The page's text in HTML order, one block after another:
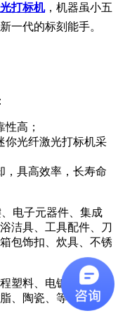
打标机，机器虽小五
一代的标刻能手。
高；
你光纤激光打标机采
，具高效率，长寿命
电子元器件、集成
洁具、工具配件、刀
包饰扣、炊具、不锈
塑料、电镀材料、镀
、陶瓷、等材料。